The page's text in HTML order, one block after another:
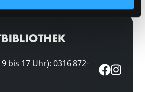
bis 17 Uhr): 0316 872-